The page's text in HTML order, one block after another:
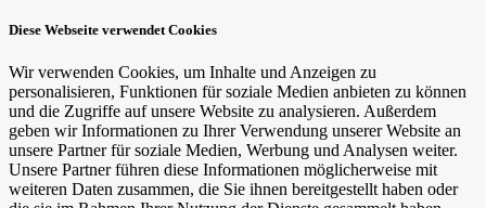
Diese Webseite verwendet Cookies
Wir verwenden Cookies, um Inhalte und Anzeigen zu
personalisieren, Funktionen für soziale Medien anbieten zu können
und die Zugriffe auf unsere Website zu analysieren. Außerdem
geben wir Informationen zu Ihrer Verwendung unserer Website an
unsere Partner für soziale Medien, Werbung und Analysen weiter.
Unsere Partner führen diese Informationen möglicherweise mit
weiteren Daten zusammen, die Sie ihnen bereitgestellt haben oder